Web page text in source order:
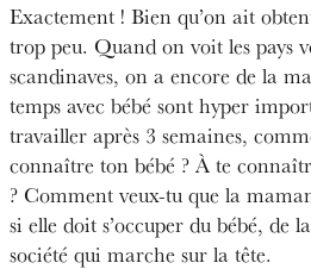
Exactement ! Bien qu’on ait
trop peu. Quand on voit les pays
scandinaves, on a encore de la
temps avec bébé sont hyper
travailler après 3 semaines,
connaître ton bébé ? À te
? Comment veux-tu que la
si elle doit s’occuper du bébé, de
société qui marche sur la tête.